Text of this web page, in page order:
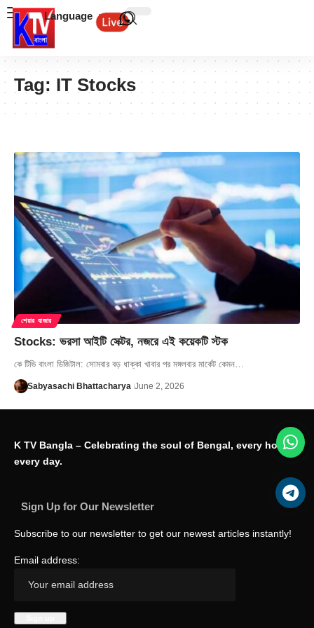
Language
Tag: IT Stocks
শেয়ার বাজার
Stocks: ভরসা আইটি সেক্টর, নজরে এই কয়েকটি স্টক
কে টিভি বাংলা ডিজিটাল: সোমবার বড় ধাক্কা খাবার পর মঙ্গলবার মার্কেট কেমন…
Sabyasachi Bhattacharya June 2, 2026
K TV Bangla – Celebrating the soul of Bengal, every hour,
every day.
Sign Up for Our Newsletter
Subscribe to our newsletter to get our newest articles instantly!
Email address: